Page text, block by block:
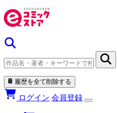
履歴を全て削除する
ログイン 会員登録